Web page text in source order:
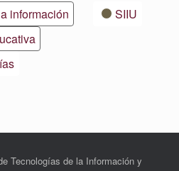
información
SIIU
Tecnologías de la Información y